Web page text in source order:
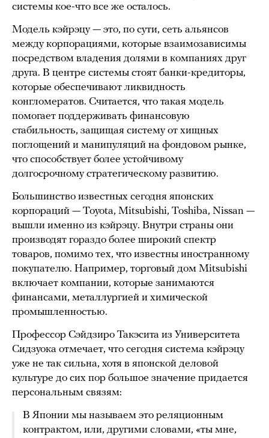
системы кое-что все же осталось.
Модель кэйрэцу — это, по сути, сеть альянсов
между корпорациями, которые взаимозависимы
посредством владения долями в компаниях друг
друга. В центре системы стоят банки-кредиторы,
которые обеспечивают ликвидность
конгломератов. Считается, что такая модель
помогает поддерживать финансовую
стабильность, защищая систему от хищных
поглощений и манипуляций на фондовом рынке,
что способствует более устойчивому
долгосрочному стратегическому развитию.
Большинство известных сегодня японских
корпораций — Toyota, Mitsubishi, Toshiba, Nissan —
вышли именно из кэйрэцу. Внутри страны они
производят гораздо более широкий спектр
товаров, помимо тех, что известны иностранному
покупателю. Например, торговый дом Mitsubishi
включает компании, которые занимаются
финансами, металлургией и химической
промышленностью.
Профессор Сэйдзиро Такэсита из Университета
Сидзуока отмечает, что сегодня система кэйрэцу
уже не так сильна, хотя в японской деловой
культуре до сих пор большое значение придается
персональным связям:
В Японии мы называем это реляционным
контрактом, или, другими словами, «ты мне,